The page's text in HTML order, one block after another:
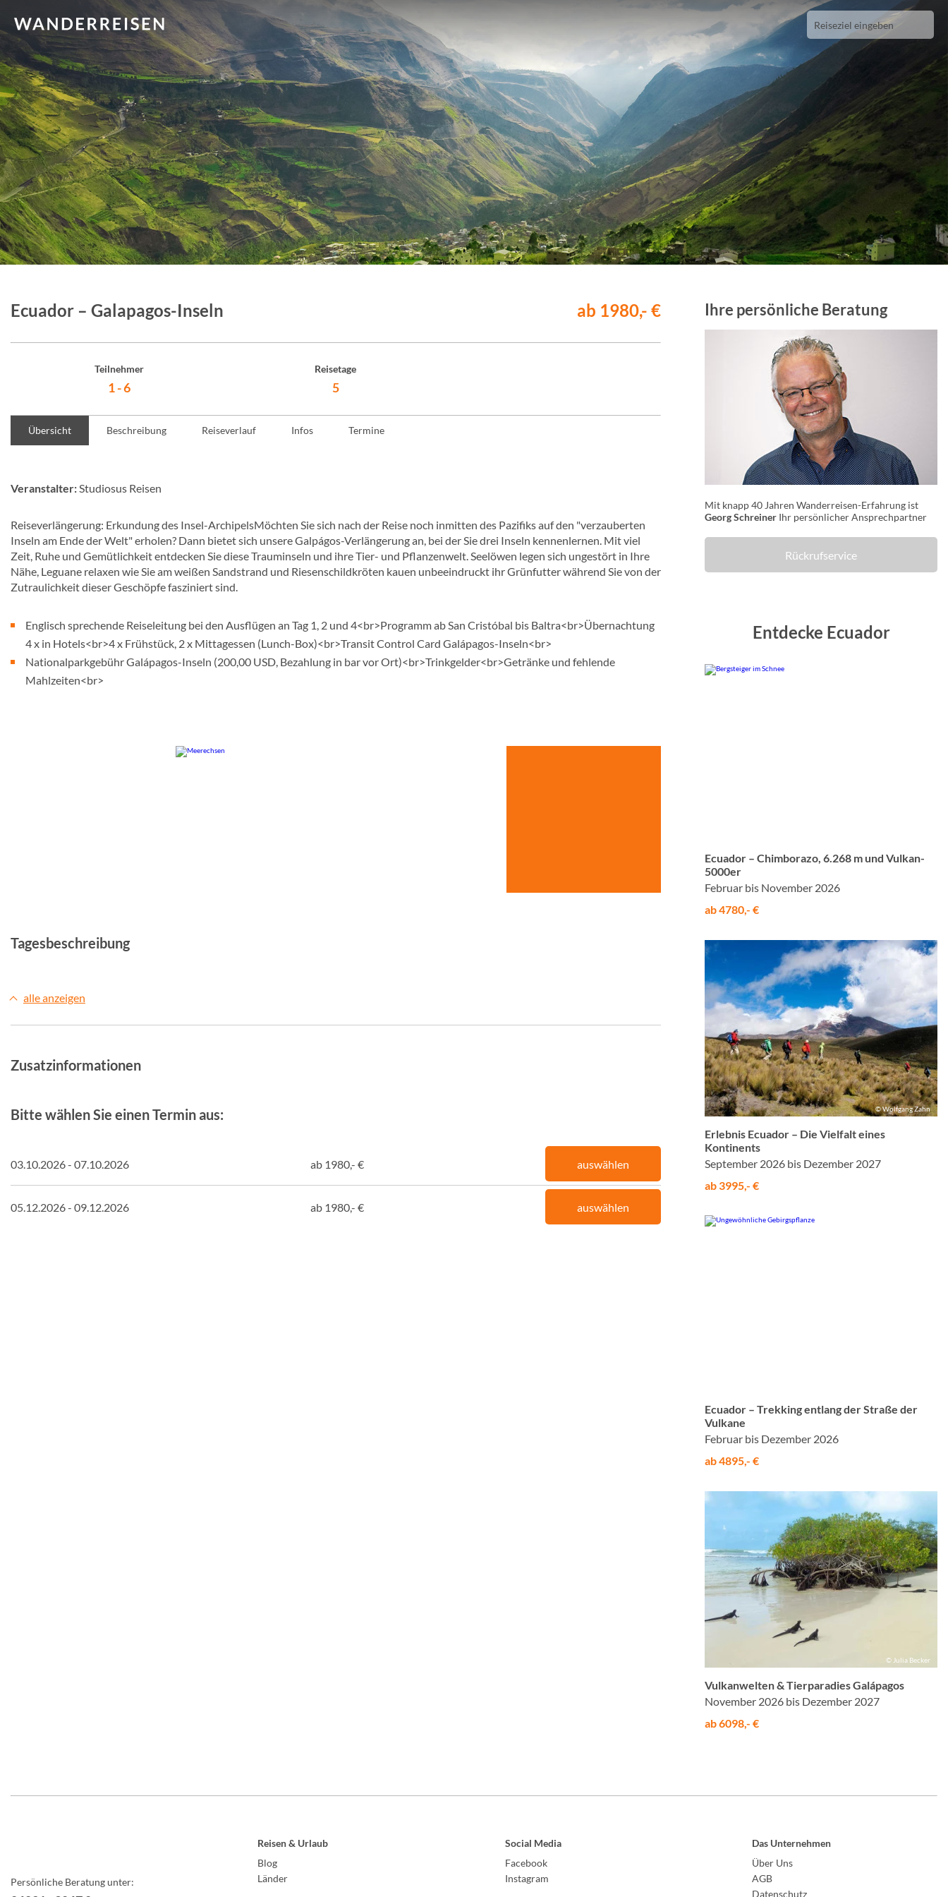
Ecuador – Galapagos-Inseln ab 1980,- €
Teilnehmer
1 - 6
Reisetage
5
Übersicht Beschreibung Reiseverlauf Infos Termine
Veranstalter:Studiosus Reisen
Reiseverlängerung: Erkundung des Insel-ArchipelsMöchten Sie sich nach der Reise noch inmitten des Pazifiks auf den "verzauberten
Inseln am Ende der Welt" erholen? Dann bietet sich unsere Galpágos-Verlängerung an, bei der Sie drei Inseln kennenlernen. Mit viel
Zeit, Ruhe und Gemütlichkeit entdecken Sie diese Trauminseln und ihre Tier- und Pflanzenwelt. Seelöwen legen sich ungestört in Ihre
Nähe, Leguane relaxen wie Sie am weißen Sandstrand und Riesenschildkröten kauen unbeeindruckt ihr Grünfutter während Sie von der
Zutraulichkeit dieser Geschöpfe fasziniert sind.
Englisch sprechende Reiseleitung bei den Ausflügen an Tag 1, 2 und 4<br>Programm ab San Cristóbal bis Baltra<br>Übernachtung
4 x in Hotels<br>4 x Frühstück, 2 x Mittagessen (Lunch-Box)<br>Transit Control Card Galápagos-Inseln<br>
Nationalparkgebühr Galápagos-Inseln (200,00 USD, Bezahlung in bar vor Ort)<br>Trinkgelder<br>Getränke und fehlende
Mahlzeiten<br>
Tagesbeschreibung
alle anzeigen
Zusatzinformationen
Bitte wählen Sie einen Termin aus:
03.10.2026 - 07.10.2026 ab 1980,- € auswählen
05.12.2026 - 09.12.2026 ab 1980,- € auswählen
Ihre persönliche Beratung
Mit knapp 40 Jahren Wanderreisen-Erfahrung ist
Georg Schreiner Ihr persönlicher Ansprechpartner
Rückrufservice
Entdecke Ecuador
Ecuador – Chimborazo, 6.268 m und Vulkan-
5000er
Februar bis November 2026
ab 4780,- €
© Wolfgang Zahn
Erlebnis Ecuador – Die Vielfalt eines
Kontinents
September 2026 bis Dezember 2027
ab 3995,- €
Ecuador – Trekking entlang der Straße der
Vulkane
Februar bis Dezember 2026
ab 4895,- €
© Julia Becker
Vulkanwelten & Tierparadies Galápagos
November 2026 bis Dezember 2027
ab 6098,- €
Persönliche Beratung unter:
Reisen & Urlaub
Blog
Länder
Social Media
Facebook
Instagram
Das Unternehmen
Über Uns
AGB
Datenschutz